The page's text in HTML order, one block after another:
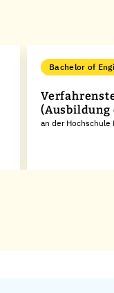
Bachelor of
(Ausbildung
an der Hochschule